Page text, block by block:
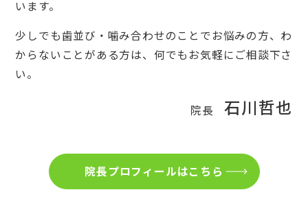
います。
少しでも歯並び・噛み合わせのことでお悩みの方、わ
からないことがある方は、何でもお気軽にご相談下さ
い。
院長 石川哲也
院長プロフィールはこちら